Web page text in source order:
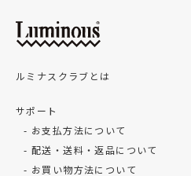
ルミナスクラブとは
サポート
お支払方法について
配送・送料・返品について
お買い物方法について